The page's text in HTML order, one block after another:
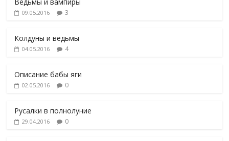
09.05.2016 3
Колдуны и ведьмы
04.05.2016 4
Описание бабы яги
02.05.2016 0
Русалки в полнолуние
29.04.2016 0